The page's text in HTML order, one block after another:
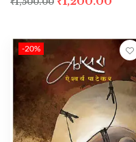
-20%